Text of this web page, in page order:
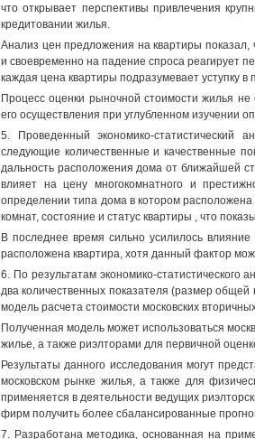
что открывает перспективы привлечения
кредитовании жилья.
Анализ цен предложения на квартиры
и своевременно на падение спроса реагирует
каждая цена квартиры подразумевает уступку в
Процесс оценки рыночной стоимости жилья
его осуществления при углубленном изучении
5. Проведенный экономико-
следующие количественные и качественные
дальность расположения дома от ближайшей
влияет на цену многокомнатного и
определении типа дома в котором расположена
комнат, состояние и статус квартиры , что
В последнее время сильно усилилось
расположена квартира, хотя данный фактор
6. По результатам экономико-
два количественных показателя (размер
модель расчета стоимости московских
Полученная модель может использоваться
жилье, а также риэлторами для первичной
Результаты данного исследования могут
московском рынке жилья, а также для
применяется в деятельности ведущих
фирм получить более сбалансированные
7. Разработана методика, основанная на